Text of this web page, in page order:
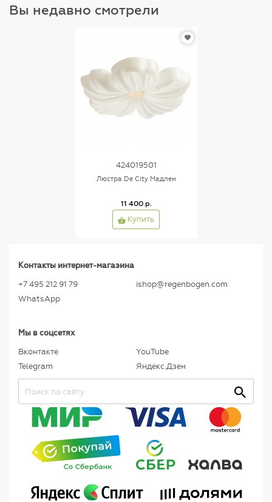
Вы недавно смотрели
424019501
Люстра De City Мадлен
11 400 р.
Купить
Контакты интернет-магазина
+7 495 212 91 79
WhatsApp
ishop@regenbogen.com
Мы в соцсетях
Вконтакте
Telegram
YouTube
Яндекс.Дзен